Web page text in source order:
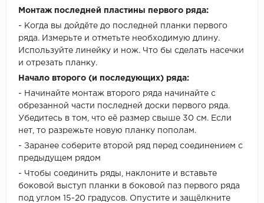
Монтаж последней пластины первого ряда:
- Когда вы дойдёте до последней планки первого
ряда. Измерьте и отметьте необходимую длину.
Используйте линейку и нож. Что бы сделать насечки
и отрезать планку.
Начало второго (и последующих) ряда:
- Начинайте монтаж второго ряда начинайте с
обрезанной части последней доски первого ряда.
Убедитесь в том, что её размер свыше 30 см. Если
нет, то разрежьте новую планку пополам.
- Заранее соберите второй ряд перед соединением с
предыдущем рядом
- Чтобы соединить ряды, наклоните и вставьте
боковой выступ планки в боковой паз первого ряда
под углом 15-20 градусов. Опустите и защёлкните